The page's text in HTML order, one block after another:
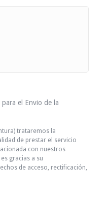
el Envio de la
trataremos la
de prestar el servicio
con nuestros
gracias a su
de acceso, rectificación,